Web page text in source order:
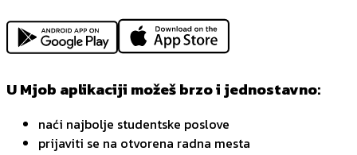
U Mjob aplikaciji možeš brzo i jednostavno:
naći najbolje studentske poslove
prijaviti se na otvorena radna mesta